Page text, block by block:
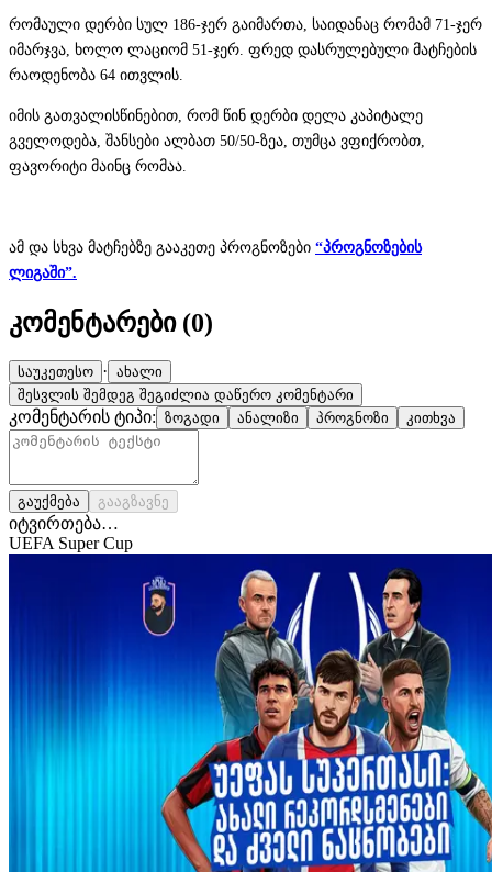
რომაული დერბი სულ 186-ჯერ გაიმართა, საიდანაც რომამ 71-ჯერ
იმარჯვა, ხოლო ლაციომ 51-ჯერ. ფრედ დასრულებული მატჩების
რაოდენობა 64 ითვლის.
იმის გათვალისწინებით, რომ წინ დერბი დელა კაპიტალე
გველოდება, შანსები ალბათ 50/50-ზეა, თუმცა ვფიქრობთ,
ფავორიტი მაინც რომაა.
ამ და სხვა მატჩებზე გააკეთე პროგნოზები “პროგნოზების
ლიგაში”.
კომენტარები (0)
საუკეთესო · ახალი
შესვლის შემდეგ შეგიძლია დაწერო კომენტარი
კომენტარის ტიპი: ზოგადი ანალიზი პროგნოზი კითხვა
გაუქმება გააგზავნე
იტვირთება…
UEFA Super Cup